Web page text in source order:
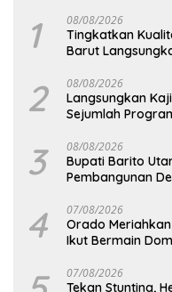
1 08/08/2026
Tingkatkan
Barut
2 08/08/2026
Langsungkan
Sejumlah
3 08/08/2026
Bupati Barito
Pembangunan
4 07/08/2026
Orado
Ikut Bermain
07/08/2026
Tekan Stunting,